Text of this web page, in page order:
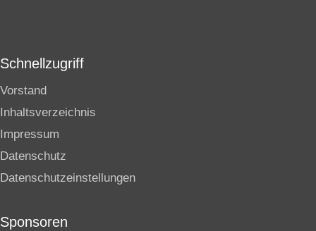
Schnellzugriff
Vorstand
Inhaltsverzeichnis
Impressum
Datenschutz
Datenschutzeinstellungen
Sponsoren